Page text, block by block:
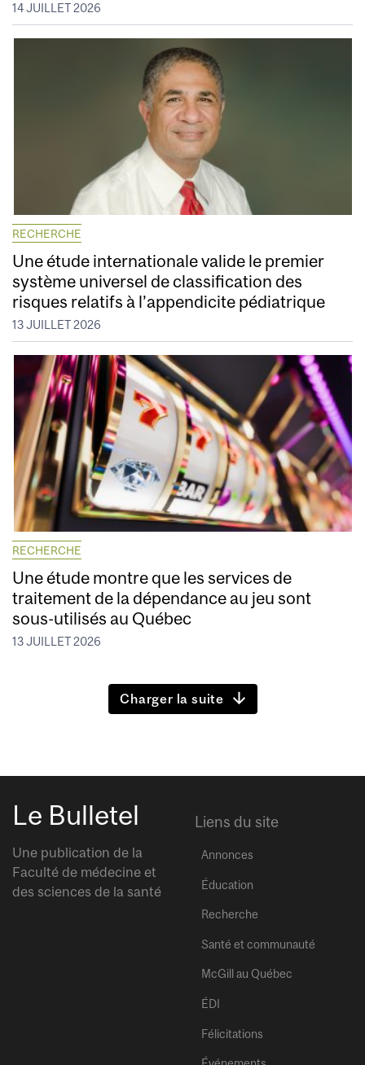
14 JUILLET 2026
RECHERCHE
Une étude internationale valide le premier
système universel de classification des
risques relatifs à l’appendicite pédiatrique
13 JUILLET 2026
RECHERCHE
Une étude montre que les services de
traitement de la dépendance au jeu sont
sous-utilisés au Québec
13 JUILLET 2026
Charger la suite
Le Bulletel
Une publication de la
Faculté de médecine et
des sciences de la santé
Liens du site
Annonces
Éducation
Recherche
Santé et communauté
McGill au Québec
ÉDI
Félicitations